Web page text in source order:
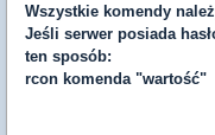
Wszystkie komendy
Jeśli serwer posiada
ten sposób:
rcon komenda "wartość"